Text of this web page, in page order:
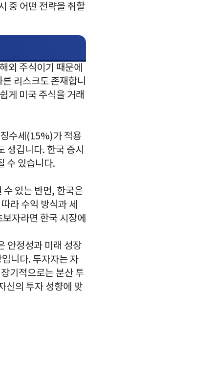
중 어떤 전략을 취할
외 주식이기 때문에
리스크도 존재합니
게 미국 주식을 거래
수세(15%)가 적용
생깁니다. 한국 증시
수 있습니다.
수 있는 반면, 한국은
라 수익 방식과 세
자라면 한국 시장에
안정성과 미래 성장
니다. 투자자는 자
기적으로는 분산 투
신의 투자 성향에 맞